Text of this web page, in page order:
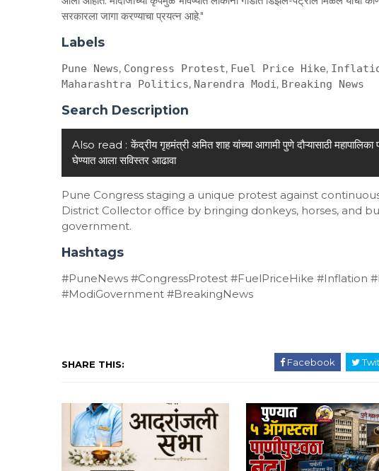
सरकारला जागा करण्याचा प्रयत्न आहे."
Labels
Pune News, Congress Protest, Fuel Price Hike,
Maharashtra Politics, Narendra Modi, Breaking News
Search Description
Also read : केंद्रीय गृहमंत्री अमित शाह यांच्या आगामी पुणे दौऱ्यासाठी
घेण्यात आला सविस्तर आढावा
Pune Congress staging a unique protest against
District Collector office by bringing donkeys, horses, and
government.
Hashtags
#PuneNews #CongressProtest #FuelPriceHike #Inflation
#ModiGovernment #BreakingNews
SHARE THIS: Facebook